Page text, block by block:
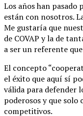
Los años han pasado
están con nosotros.
Me gustaría que
de COVAP y la de
a ser un referente
El concepto
el éxito que aquí sí
válida para defender
poderosos y que solo
competitivos.